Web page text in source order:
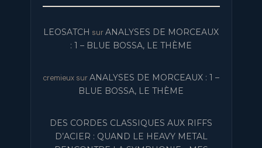
LEOSATCH surANALYSES DE MORCEAUX
: 1 – BLUE BOSSA, LE THÈME
cremieux surANALYSES DE MORCEAUX : 1 –
BLUE BOSSA, LE THÈME
DES CORDES CLASSIQUES AUX RIFFS
D’ACIER : QUAND LE HEAVY METAL